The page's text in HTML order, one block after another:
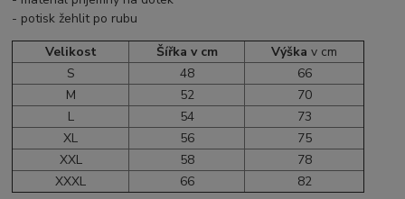
- potisk žehlit po rubu
Velikost
Šířka v cm Výška v cm
S
48
66
M
52
70
L
54
73
XL
56
75
XXL
58
78
XXXL
66 82